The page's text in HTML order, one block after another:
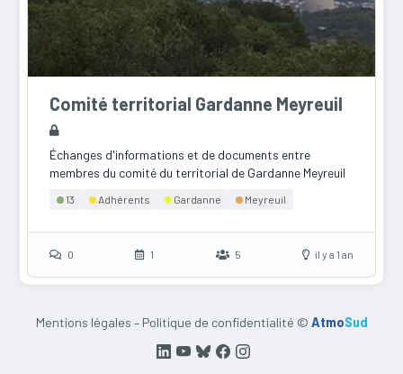
Comité territorial Gardanne Meyreuil
Échanges d'informations et de documents entre
membres du comité du territorial de Gardanne Meyreuil
13 Adhérents Gardanne Meyreuil
0 1 5 il y a 1 an
Mentions légales – Politique de confidentialité © AtmoSud